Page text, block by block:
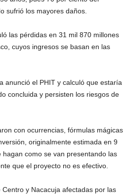
sufrió los mayores daños.
las pérdidas en 31 mil 870 millones
cuyos ingresos se basan en las
anunció el PHIT y calculó que estaría
concluida y persisten los riesgos de
con ocurrencias, fórmulas mágicas
originalmente estimada en 9
como se van presentando las
que el proyecto no es efectivo.
y Nacacuja afectadas por las